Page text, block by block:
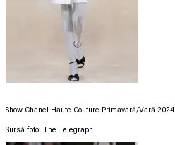
Show Chanel Haute Couture Primavară/Vară 2024
Sursă foto: The Telegraph